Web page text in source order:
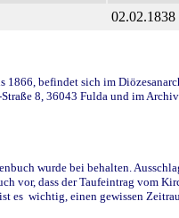
02.02.1838
1866, befindet sich im
8, 36043 Fulda und im
wurde bei behalten.
vor, dass der Taufeintrag vom
es wichtig, einen gewissen